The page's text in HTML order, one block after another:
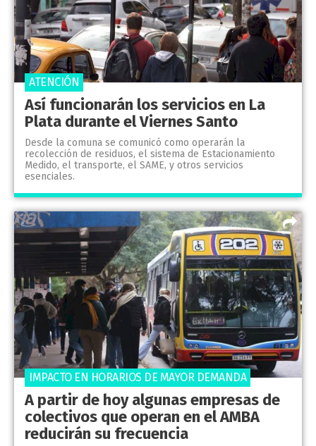
Así funcionarán los servicios en La
Plata durante el Viernes Santo
Desde la comuna se comunicó como operarán la
recolección de residuos, el sistema de Estacionamiento
Medido, el transporte, el SAME, y otros servicios
esenciales.
ATENCIÓN
A partir de hoy algunas empresas de
colectivos que operan en el AMBA
reducirán su frecuencia
IMPACTO EN HORARIOS DE MAYOR DEMANDA